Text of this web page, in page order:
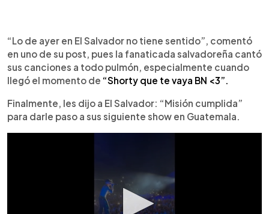
“Lo de ayer en El Salvador no tiene sentido”, comentó
en uno de su post, pues la fanaticada salvadoreña cantó
sus canciones a todo pulmón, especialmente cuando
llegó el momento de “Shorty que te vaya BN <3”.
Finalmente, les dijo a El Salvador: “Misión cumplida”
para darle paso a sus siguiente show en Guatemala.